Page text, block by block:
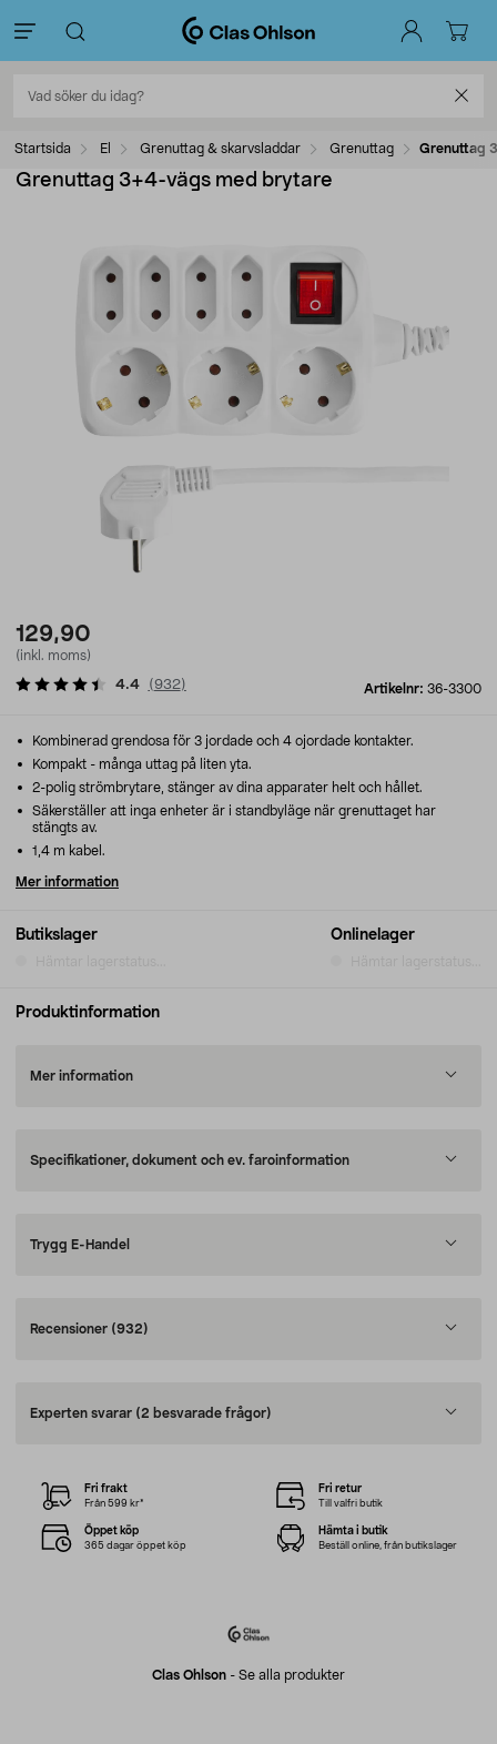
Startsida El Grenuttag & skarvsladdar Grenuttag Grenuttag
Grenuttag 3+4-vägs med brytare
129,90
(inkl. moms)
Artikelnr: 36-3300
4.4 (932)
Butikslager Onlinelager
Kombinerad grendosa för 3 jordade och 4 ojordade kontakter.
Kompakt - många uttag på liten yta.
2-polig strömbrytare, stänger av dina apparater helt och hållet.
Säkerställer att inga enheter är i standbyläge när grenuttaget har
stängts av.
1,4 m kabel.
Mer information
Produktinformation
Mer information
Specifikationer, dokument och ev. faroinformation
Trygg E-Handel
Recensioner (932)
Experten svarar (2 besvarade frågor)
Clas Ohlson - Se alla produkter
Fri frakt
Från 599 kr*
Fri retur
Till valfri butik
Öppet köp
365 dagar öppet köp
Hämta i butik
Beställ online, från butikslager